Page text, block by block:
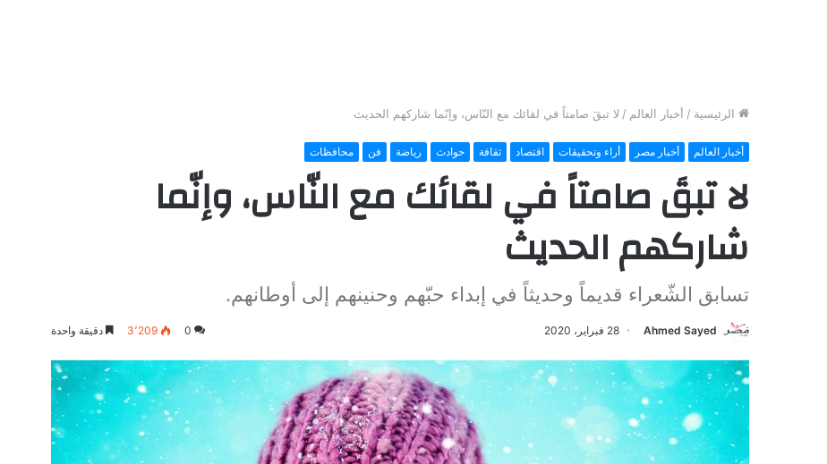
الرئيسية / أخبار العالم / لا تبقَ صامتاً في لقائك مع النّاس، وإنّما شاركهم الحديث
أخبار العالم أخبار مصر أراء وتحقيقات اقتصاد ثقافة حوادث رياضة فن محافظات
لا تبقَ صامتاً في لقائك مع النّاس، وإنّما
شاركهم الحديث
تسابق الشّعراء قديماً وحديثاً في إبداء حبّهم وحنينهم إلى أوطانهم.
Ahmed Sayed 28 فبراير، 2020 0 3٬209 دقيقة واحدة